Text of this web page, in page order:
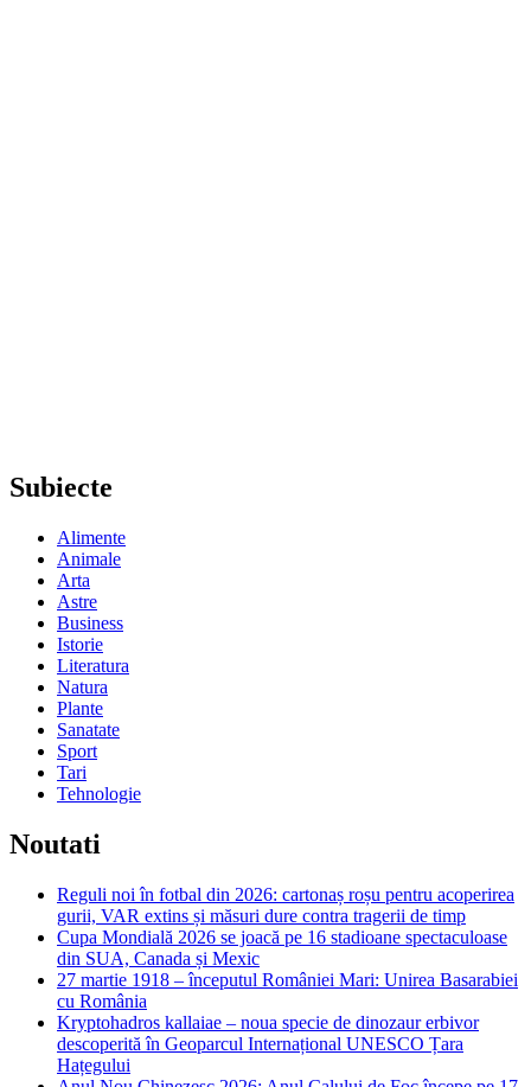
Subiecte
Alimente
Animale
Arta
Astre
Business
Istorie
Literatura
Natura
Plante
Sanatate
Sport
Tari
Tehnologie
Noutati
Reguli noi în fotbal din 2026: cartonaș roșu pentru acoperirea
gurii, VAR extins și măsuri dure contra tragerii de timp
Cupa Mondială 2026 se joacă pe 16 stadioane spectaculoase
din SUA, Canada și Mexic
27 martie 1918 – începutul României Mari: Unirea Basarabiei
cu România
Kryptohadros kallaiae – noua specie de dinozaur erbivor
descoperită în Geoparcul Internațional UNESCO Țara
Hațegului